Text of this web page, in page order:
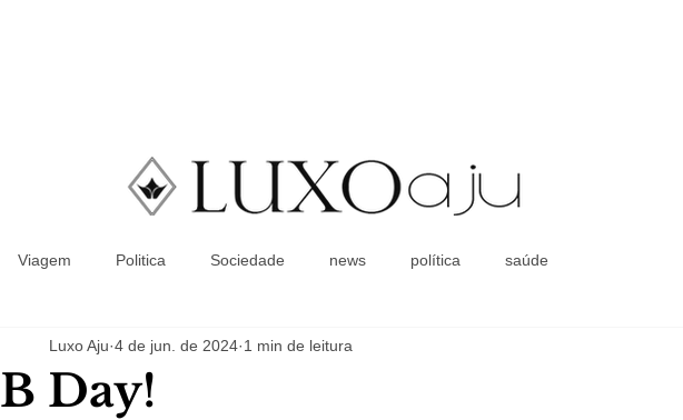
Coluna Social
Viagem Politica Sociedade news política saúde
B Day!
Luxo Aju 4 de jun. de 2024 1 min de leitura